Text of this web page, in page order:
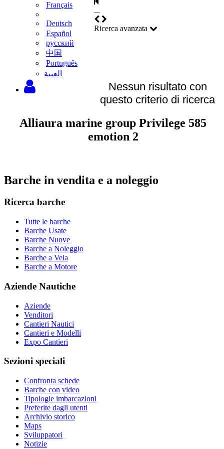
Français
Deutsch
Español
русский
中国
Português
‫العبية
...
Ricerca avanzata
Nessun risultato con
questo criterio di ricerca
Alliaura marine group Privilege 585
emotion 2
Barche in vendita e a noleggio
Ricerca barche
Tutte le barche
Barche Usate
Barche Nuove
Barche a Noleggio
Barche a Vela
Barche a Motore
Aziende Nautiche
Aziende
Venditori
Cantieri Nautici
Cantieri e Modelli
Expo Cantieri
Sezioni speciali
Confronta schede
Barche con video
Tipologie imbarcazioni
Preferite dagli utenti
Archivio storico
Maps
Sviluppatori
Notizie